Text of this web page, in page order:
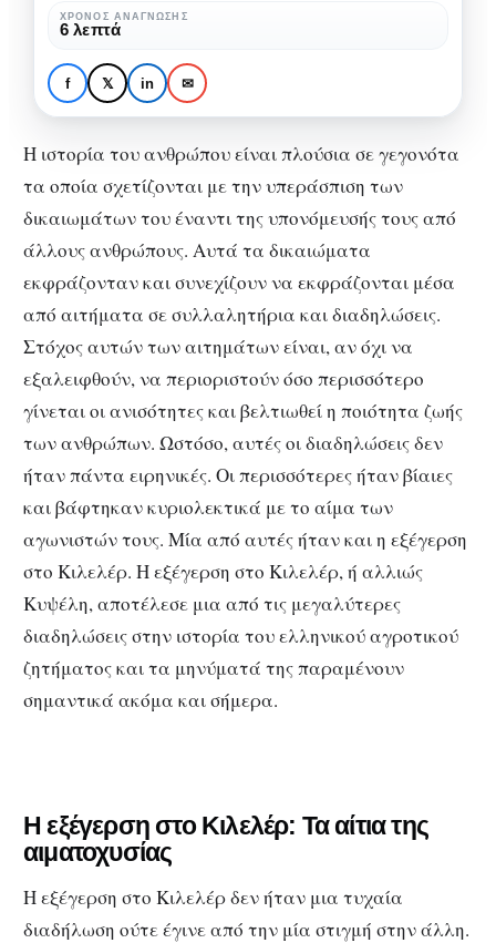
Εξέγερση Κιλελέρ:
Μήνυμα αντίστασης
ΧΡΌΝΟΣ ΑΝΆΓΝΩΣΗΣ
6 λεπτά
f 𝕏 in ✉
Η ιστορία του ανθρώπου είναι πλούσια σε γεγονότα
τα οποία σχετίζονται με την υπεράσπιση των
δικαιωμάτων του έναντι της υπονόμευσής τους από
άλλους ανθρώπους. Αυτά τα δικαιώματα
εκφράζονταν και συνεχίζουν να εκφράζονται μέσα
από αιτήματα σε συλλαλητήρια και διαδηλώσεις.
Στόχος αυτών των αιτημάτων είναι, αν όχι να
εξαλειφθούν, να περιοριστούν όσο περισσότερο
γίνεται οι ανισότητες και βελτιωθεί η ποιότητα ζωής
των ανθρώπων. Ωστόσο, αυτές οι διαδηλώσεις δεν
ήταν πάντα ειρηνικές. Οι περισσότερες ήταν βίαιες
και βάφτηκαν κυριολεκτικά με το αίμα των
αγωνιστών τους. Μία από αυτές ήταν και η εξέγερση
στο Κιλελέρ. Η εξέγερση στο Κιλελέρ, ή αλλιώς
Κυψέλη, αποτέλεσε μια από τις μεγαλύτερες
διαδηλώσεις στην ιστορία του ελληνικού αγροτικού
ζητήματος και τα μηνύματά της παραμένουν
σημαντικά ακόμα και σήμερα.
Η εξέγερση στο Κιλελέρ: Τα αίτια της
αιματοχυσίας
Η εξέγερση στο Κιλελέρ δεν ήταν μια τυχαία
διαδήλωση ούτε έγινε από την μία στιγμή στην άλλη.